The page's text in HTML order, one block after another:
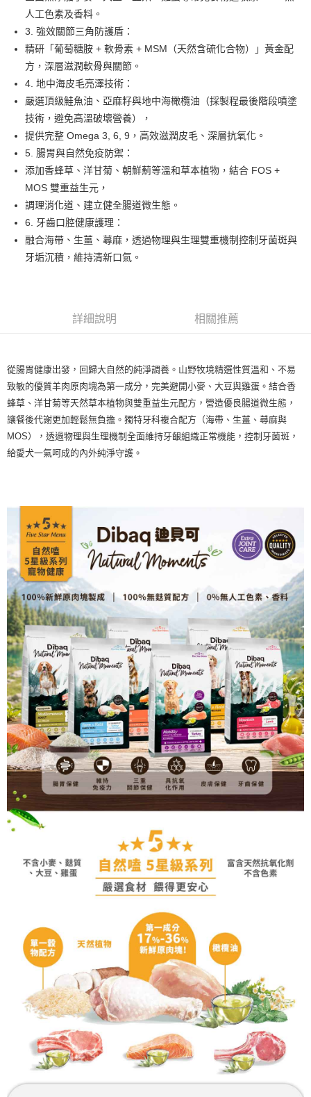
便利好安心！
１．簡單：不需註冊會員、不需綁卡、不需儲值。
２．便利：只要手機號碼，簡訊認證，即可結帳。
３．安心：先確認商品／服務後，再付款。
【「AFTEE先享後付」結帳流程】
１．於結帳方式選擇「AFTEE先享後付」後，將跳轉至「AFTEE先享後付」
結帳頁面，進行簡訊認證並確認金額後，即可完成結帳。
２．訂單成立數日內，您將收到繳費通知簡訊。
３．收到繳費通知簡訊後14天內，點擊此簡訊中的連結，可透過四大超商／
ATM／網路銀行／等多元方式進行付款，方視為交易完成。
購買商品的店家。未經商家同意取消之訂單仍視為有效，需透過AFTEE先享
後付繳納相關費用。
※ 交易是否成功請以「AFTEE先享後付 」之結帳頁面顯示為準，若有關於
是否繳費成功／繳費後需取消欲退款等相關疑問，請聯繫「AFTEE先享後付
客戶支援中心」 https://netprotections.freshdesk.com/support/home
１．透過由恩沛科技股份有限公司提供之「AFTEE先享後付」服務完成之交
易，需依本服務之必要範圍內提供個人資料，並將交易相關給付款項請求債
「AFTEE先享後付」，若未經同意申辦者引起之損失，本公司不負相關責
請求用戶進行身份認證。
５．嚴禁一人註冊多個帳號或使用他人資訊註冊。若發現惡意使用之情形，
運送方式
宅配
每筆NT$110，滿NT$1,500(含以上)免運費
宅配【偏遠地區-依黑貓物流所公告地區為主】
每筆NT$250
人工色素及香料。
3. 強效關節三角防護盾：
精研「葡萄糖胺 + 軟骨素 + MSM（天然含硫化合物）」黃金配
方，深層滋潤軟骨與關節。
4. 地中海皮毛亮澤技術：
嚴選頂級鮭魚油、亞麻籽與地中海橄欖油（採製程最後階段噴塗
技術，避免高溫破壞營養），
提供完整 Omega 3, 6, 9，高效滋潤皮毛、深層抗氧化。
5. 腸胃與自然免疫防禦：
添加香蜂草、洋甘菊、朝鮮薊等溫和草本植物，結合 FOS +
MOS 雙重益生元，
調理消化道、建立健全腸道微生態。
6. 牙齒口腔健康護理：
融合海帶、生薑、蕁麻，透過物理與生理雙重機制控制牙菌斑與
牙垢沉積，維持清新口氣。
詳細說明 相關推薦
從腸胃健康出發，回歸大自然的純淨調養。山野牧境精選性質溫和、不易
致敏的優質羊肉原肉塊為第一成分，完美避開小麥、大豆與雞蛋。結合香
蜂草、洋甘菊等天然草本植物與雙重益生元配方，營造優良腸道微生態，
讓餐後代謝更加輕鬆無負擔。獨特牙科複合配方（海帶、生薑、蕁麻與
MOS），透過物理與生理機制全面維持牙齦組織正常機能，控制牙菌斑，
給愛犬一氣呵成的內外純淨守護。